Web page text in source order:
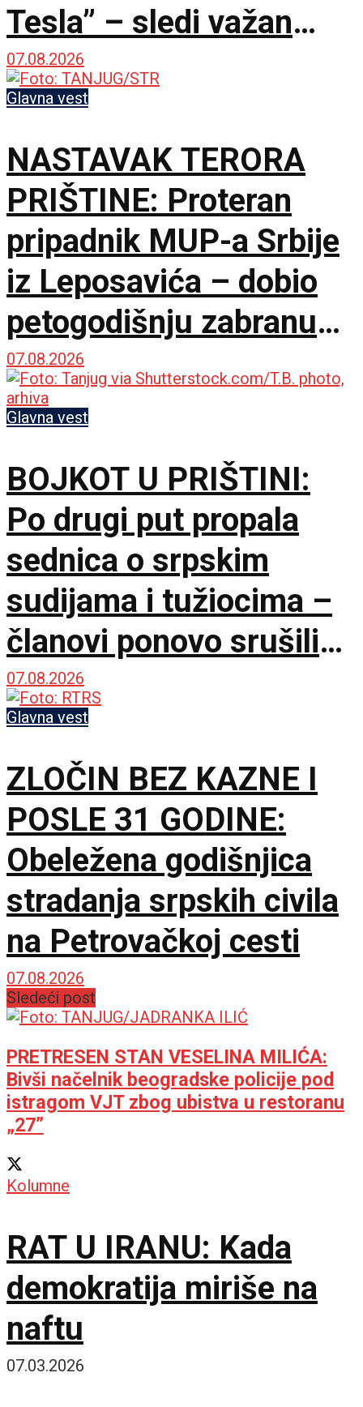
Tesla” – sledi važan
sastanak sa Vučićem
07.08.2026
Glavna vest
NASTAVAK TERORA
PRIŠTINE: Proteran
pripadnik MUP-a Srbije
iz Leposavića – dobio
petogodišnju zabranu
ulaska na KiM
07.08.2026
Glavna vest
BOJKOT U PRIŠTINI:
Po drugi put propala
sednica o srpskim
sudijama i tužiocima –
članovi ponovo srušili
kvorum
07.08.2026
Glavna vest
ZLOČIN BEZ KAZNE I
POSLE 31 GODINE:
Obeležena godišnjica
stradanja srpskih civila
na Petrovačkoj cesti
07.08.2026
Sledeći post
PRETRESEN STAN VESELINA MILIĆA:
Bivši načelnik beogradske policije pod
istragom VJT zbog ubistva u restoranu
„27”
Kolumne
RAT U IRANU: Kada
demokratija miriše na
naftu
07.03.2026